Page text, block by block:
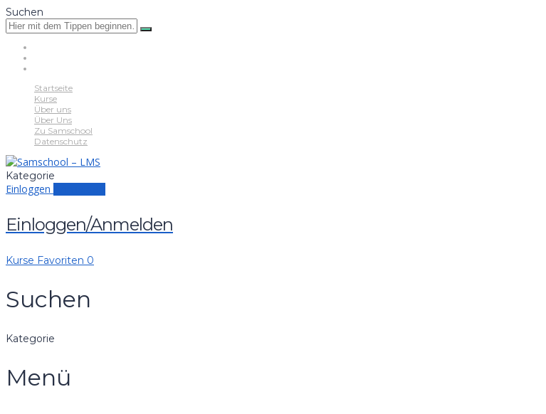
Suchen
Startseite
Kurse
Über uns
Über Uns
Zu Samschool
Datenschutz
Kategorie
Einloggen
Einloggen/Anmelden
Kurse Favoriten 0
Suchen
Kategorie
Menü